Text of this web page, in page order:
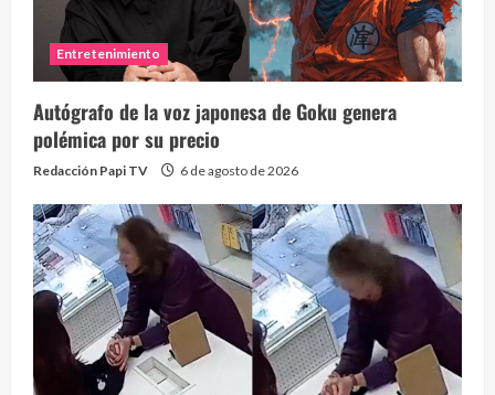
Entretenimiento
Autógrafo de la voz japonesa de Goku genera
polémica por su precio
Redacción Papi TV 6 de agosto de 2026